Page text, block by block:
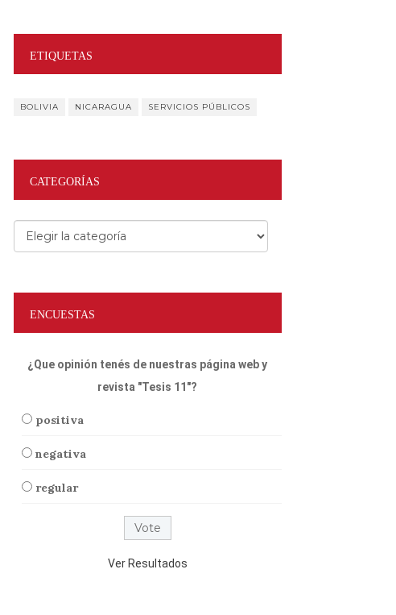
ETIQUETAS
BOLIVIA NICARAGUA SERVICIOS PÚBLICOS
CATEGORÍAS
Categorías
ENCUESTAS
¿Que opinión tenés de nuestras página web y
revista "Tesis 11"?
positiva
negativa
regular
Ver Resultados